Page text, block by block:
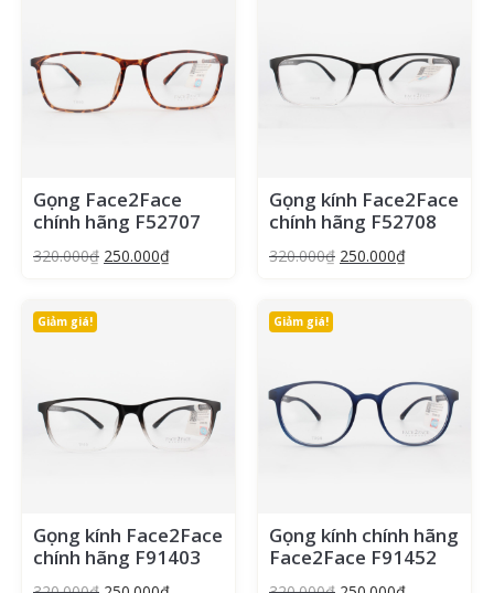
Gọng Face2Face
chính hãng F52707
320.000₫ 250.000₫
Gọng kính Face2Face
chính hãng F52708
320.000₫ 250.000₫
Giảm giá!
Gọng kính Face2Face
chính hãng F91403
Giảm giá!
Gọng kính chính hãng
Face2Face F91452